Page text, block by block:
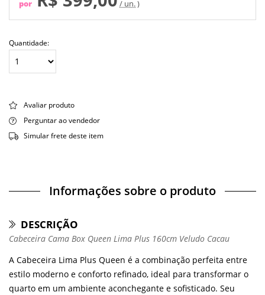
por / un.
Quantidade:
Avaliar produto
Perguntar ao vendedor
Simular frete deste item
Informações sobre o produto
DESCRIÇÃO
Cabeceira Cama Box Queen Lima Plus 160cm Veludo Cacau
A Cabeceira Lima Plus Queen é a combinação perfeita entre
estilo moderno e conforto refinado, ideal para transformar o
quarto em um ambiente aconchegante e sofisticado. Seu